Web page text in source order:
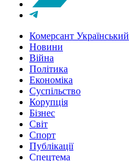
Комерсант Український
Новини
Війна
Політика
Економіка
Суспільство
Корупція
Бізнес
Світ
Спорт
Публікації
Спецтема